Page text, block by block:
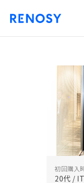
初回購入
20代 /